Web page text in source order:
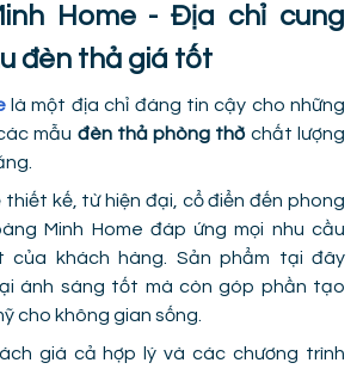
Home - Địa chỉ cung
đèn thả giá tốt
là một địa chỉ đáng tin cậy cho những
mẫu đèn thả phòng thờ chất lượng
thiết kế, từ hiện đại, cổ điển đến phong
Minh Home đáp ứng mọi nhu cầu
khách hàng. Sản phẩm tại đây
ánh sáng tốt mà còn góp phần tạo
cho không gian sống.
giá cả hợp lý và các chương trình